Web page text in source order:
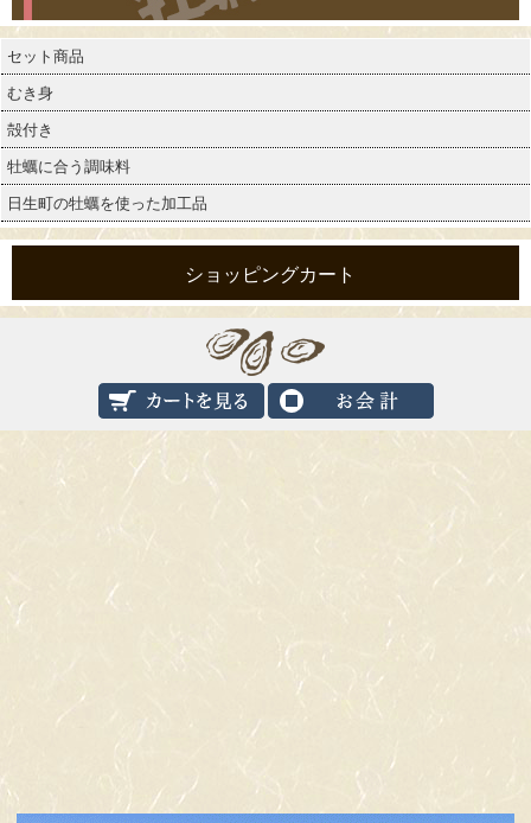
セット商品
むき身
殻付き
牡蠣に合う調味料
日生町の牡蠣を使った加工品
ショッピングカート